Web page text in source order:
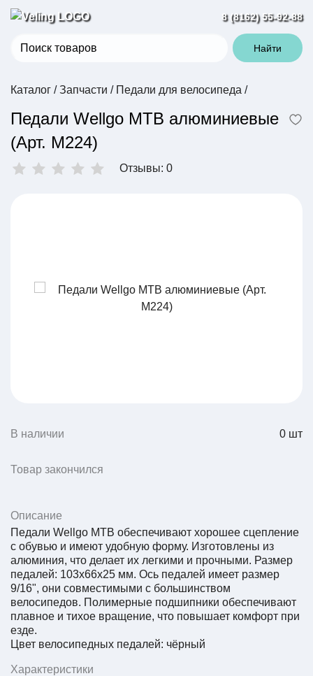
8 (8162) 55-92-88
Найти
Каталог / Запчасти / Педали для велосипеда /
Педали Wellgo MTB алюминиевые
(Арт. M224)
Отзывы: 0
В наличии 0 шт
Товар закончился
Описание
Педали Wellgo MTB обеспечивают хорошее сцепление
с обувью и имеют удобную форму. Изготовлены из
алюминия, что делает их легкими и прочными. Размер
педалей: 103x66x25 мм. Ось педалей имеет размер
9/16", они совместимыми с большинством
велосипедов. Полимерные подшипники обеспечивают
плавное и тихое вращение, что повышает комфорт при
езде.
Цвет велосипедных педалей: чёрный
Характеристики